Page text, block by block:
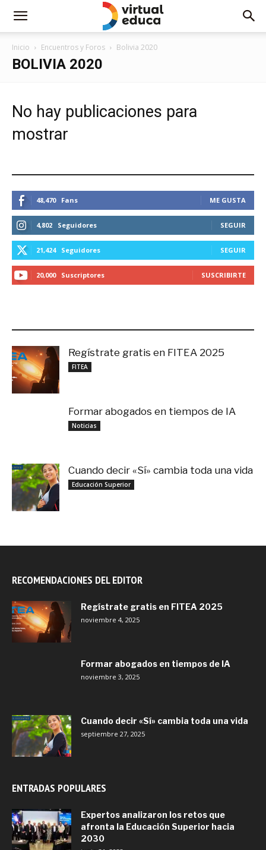
Inicio Encuentros y Foros Bolivia 2020
BOLIVIA 2020
No hay publicaciones para
mostrar
48,470 Fans ME GUSTA
4,802 Seguidores SEGUIR
21,424 Seguidores SEGUIR
20,000 Suscriptores SUSCRIBIRTE
Regístrate gratis en FITEA 2025
FITEA
Formar abogados en tiempos de IA
Noticias
Cuando decir «Sí» cambia toda una vida
Educación Superior
RECOMENDACIONES DEL EDITOR
Regístrate gratis en FITEA 2025
noviembre 4, 2025
Formar abogados en tiempos de IA
noviembre 3, 2025
Cuando decir «Sí» cambia toda una vida
septiembre 27, 2025
ENTRADAS POPULARES
Expertos analizaron los retos que
afronta la Educación Superior hacia
2030